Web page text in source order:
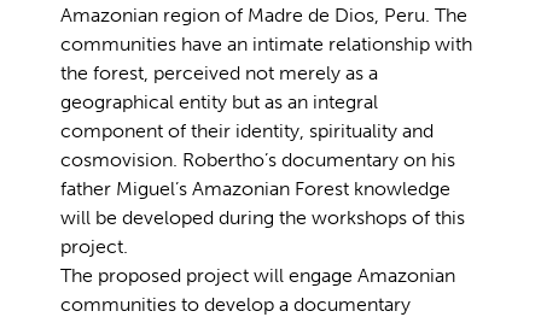
Amazonian region of Madre de Dios, Peru. The
communities have an intimate relationship with
the forest, perceived not merely as a
geographical entity but as an integral
component of their identity, spirituality and
cosmovision. Robertho’s documentary on his
father Miguel’s Amazonian Forest knowledge
will be developed during the workshops of this
project.
The proposed project will engage Amazonian
communities to develop a documentary